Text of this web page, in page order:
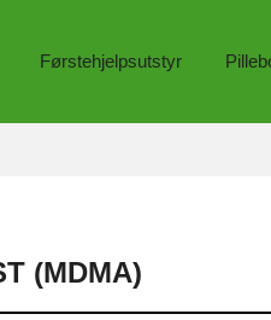
Førstehjelpsutstyr
(MDMA)